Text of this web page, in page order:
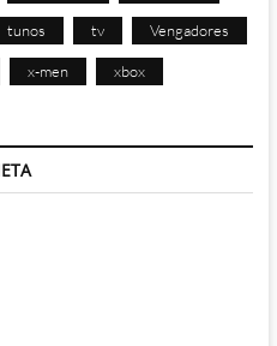
tunos tv Vengadores
x-men xbox